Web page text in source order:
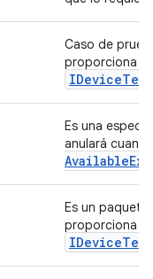
Caso de
proporciona
IDeviceTest
Es una
anulará
Available
Es un paquete
proporciona
IDeviceTest